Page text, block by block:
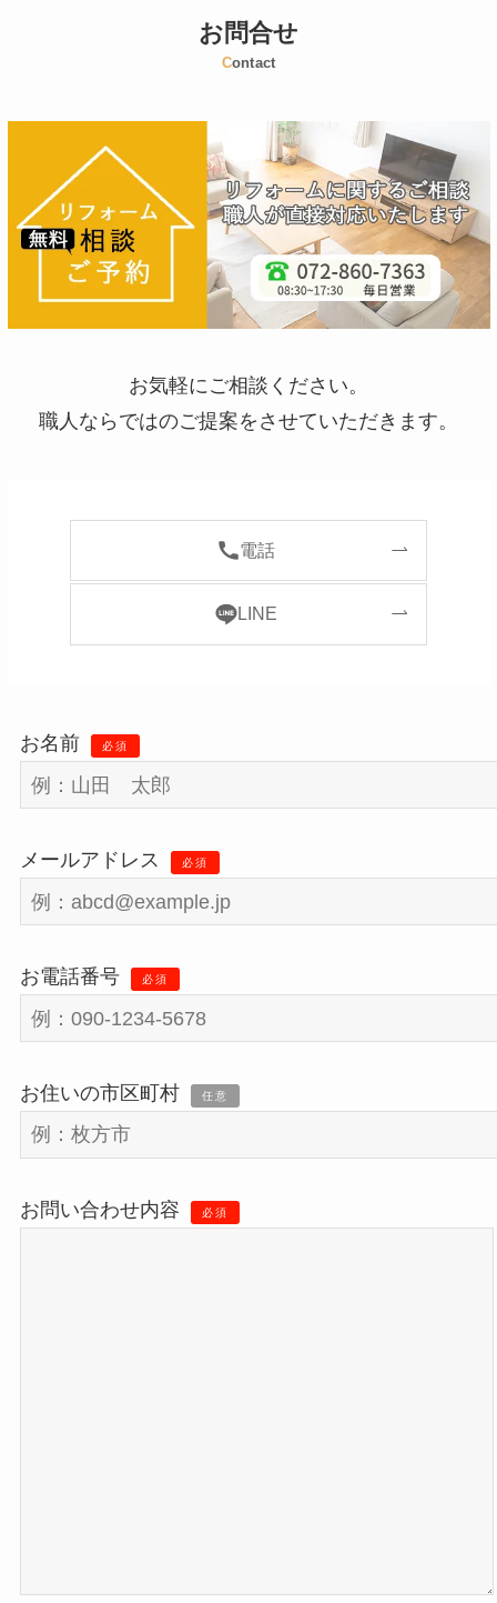
お問合せ
Contact
お気軽にご相談ください。
職人ならではのご提案をさせていただきます。
電話
LINE
お名前 必須
メールアドレス 必須
お電話番号 必須
お住いの市区町村 任意
お問い合わせ内容 必須